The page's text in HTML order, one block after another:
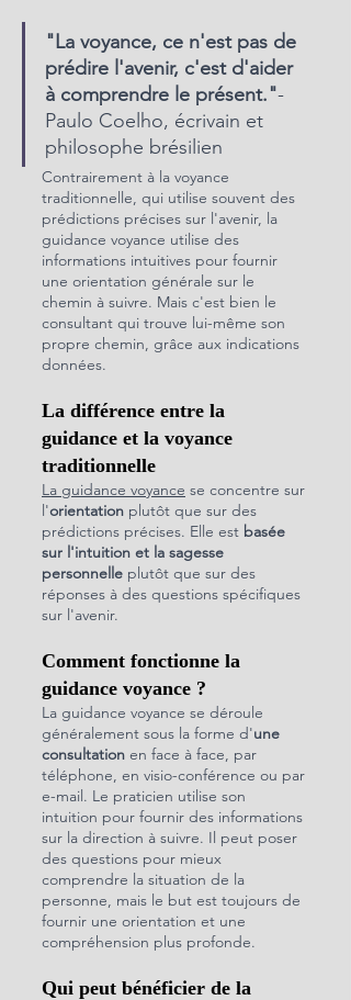
"La voyance, ce n'est pas de
prédire l'avenir, c'est d'aider
à comprendre le présent."-
Paulo Coelho, écrivain et
philosophe brésilien
Contrairement à la voyance
traditionnelle, qui utilise souvent des
prédictions précises sur l'avenir, la
guidance voyance utilise des
informations intuitives pour fournir
une orientation générale sur le
chemin à suivre. Mais c'est bien le
consultant qui trouve lui-même son
propre chemin, grâce aux indications
données.
La différence entre la
guidance et la voyance
traditionnelle
La guidance voyance se concentre sur
l'orientation plutôt que sur des
prédictions précises. Elle est basée
sur l'intuition et la sagesse
personnelle plutôt que sur des
réponses à des questions spécifiques
sur l'avenir.
Comment fonctionne la
guidance voyance ?
La guidance voyance se déroule
généralement sous la forme d'une
consultation en face à face, par
téléphone, en visio-conférence ou par
e-mail. Le praticien utilise son
intuition pour fournir des informations
sur la direction à suivre. Il peut poser
des questions pour mieux
comprendre la situation de la
personne, mais le but est toujours de
fournir une orientation et une
compréhension plus profonde.
Qui peut bénéficier de la